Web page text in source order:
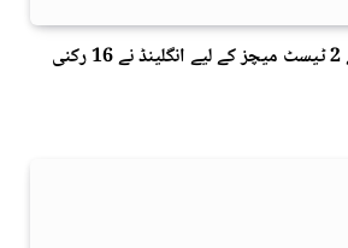
پاکستان کے خلاف پہلے 2 ٹیسٹ میچز کے لیے انگلینڈ نے 16 رکنی